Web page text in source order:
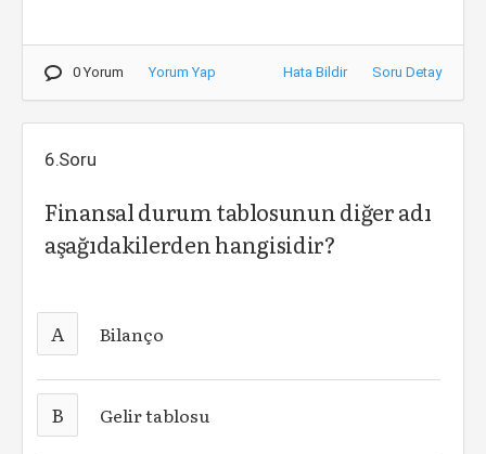
0 Yorum Yorum Yap Hata Bildir Soru Detay
6.Soru
Finansal durum tablosunun diğer adı
aşağıdakilerden hangisidir?
A Bilanço
B Gelir tablosu